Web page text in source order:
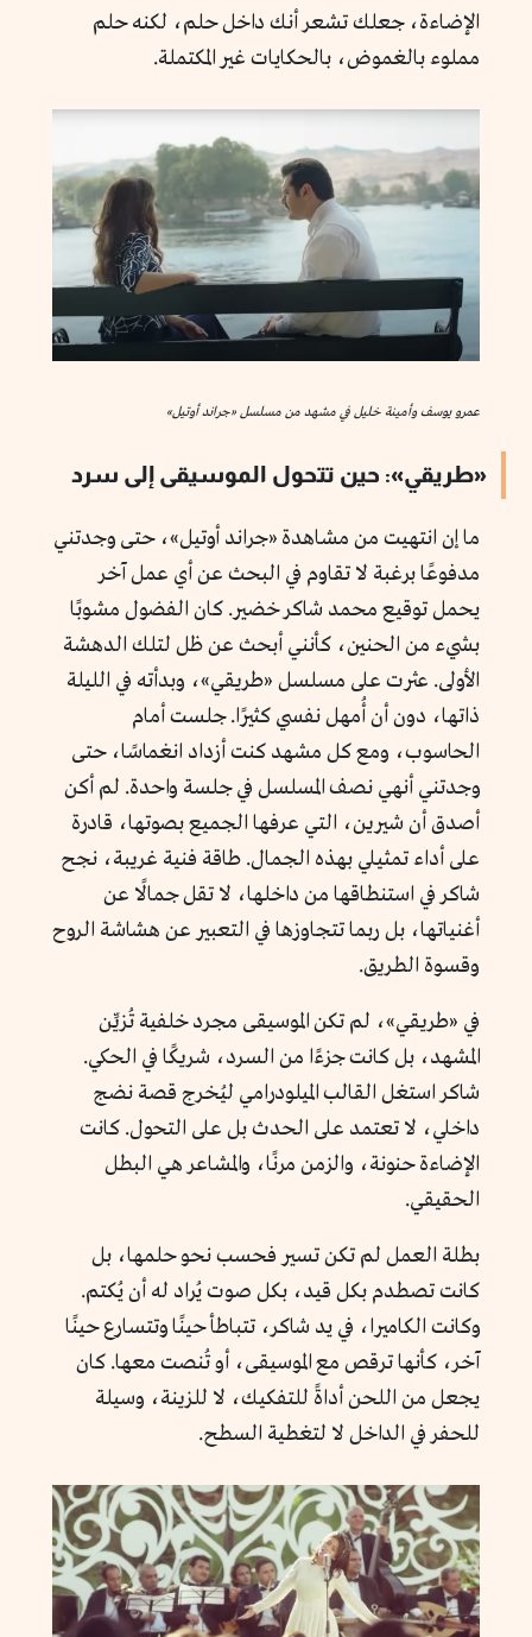
الإضاءة، جعلك تشعر أنك داخل حلم، لكنه حلم
مملوء بالغموض، بالحكايات غير المكتملة.
عمرو يوسف وأمينة خليل في مشهد من مسلسل «جراند أوتيل»
«طريقي»: حين تتحول الموسيقى إلى سرد
ما إن انتهيت من مشاهدة «جراند أوتيل»، حتى وجدتني
مدفوعًا برغبة لا تقاوم في البحث عن أي عمل آخر
يحمل توقيع محمد شاكر خضير. كان الفضول مشوبًا
بشيء من الحنين، كأنني أبحث عن ظل لتلك الدهشة
الأولى. عثرت على مسلسل «طريقي»، وبدأته في الليلة
ذاتها، دون أن أُمهل نفسي كثيرًا. جلست أمام
الحاسوب، ومع كل مشهد كنت أزداد انغماسًا، حتى
وجدتني أنهي نصف المسلسل في جلسة واحدة. لم أكن
أصدق أن شيرين، التي عرفها الجميع بصوتها، قادرة
على أداء تمثيلي بهذه الجمال. طاقة فنية غريبة، نجح
شاكر في استنطاقها من داخلها، لا تقل جمالًا عن
أغنياتها، بل ربما تتجاوزها في التعبير عن هشاشة الروح
وقسوة الطريق.
في «طريقي»، لم تكن الموسيقى مجرد خلفية تُزيِّن
المشهد، بل كانت جزءًا من السرد، شريكًا في الحكي.
شاكر استغل القالب الميلودرامي ليُخرج قصة نضج
داخلي، لا تعتمد على الحدث بل على التحول. كانت
الإضاءة حنونة، والزمن مرنًا، والمشاعر هي البطل
الحقيقي.
بطلة العمل لم تكن تسير فحسب نحو حلمها، بل
كانت تصطدم بكل قيد، بكل صوت يُراد له أن يُكتم.
وكانت الكاميرا، في يد شاكر، تتباطأ حينًا وتتسارع حينًا
آخر، كأنها ترقص مع الموسيقى، أو تُنصت معها. كان
يجعل من اللحن أداةً للتفكيك، لا للزينة، وسيلة
للحفر في الداخل لا لتغطية السطح.